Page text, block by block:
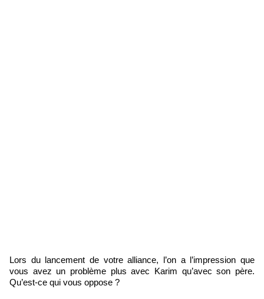
Lors du lancement de votre alliance, l’on a l’impression que
vous avez un problème plus avec Karim qu’avec son père.
Qu’est-ce qui vous oppose ?